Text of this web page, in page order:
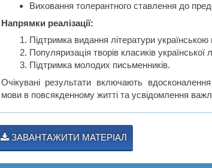
Виховання толерантного ставлення до
Напрямки реалізації:
Підтримка видання літератури
Популяризація творів класиків української
Підтримка молодих письменників.
Очікувані результати включають вдосконалення
мови в повсякденному житті та усвідомлення
ЗАВАНТАЖИТИ МАТЕРІАЛ